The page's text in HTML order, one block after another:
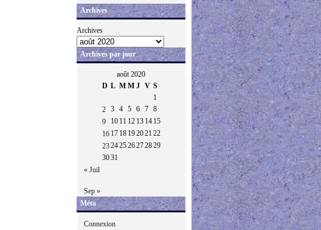
Archives
Archives
Archives par jour
août 2020
D L M M J V S
1
2
3 4 5 6 7
8
9
10 11 12 13 14 15
16 17 18 192021 22
23242526272829
3031
« Juil
Sep »
Méta
Connexion